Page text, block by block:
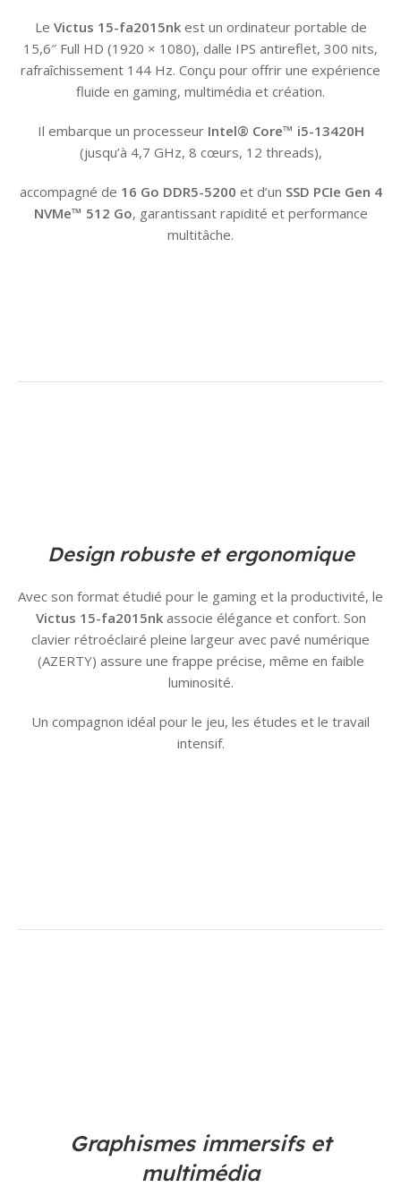
Le Victus 15-fa2015nkest un ordinateur portable de
15,6″ Full HD (1920 × 1080), dalle IPS antireflet, 300 nits,
rafraîchissement 144 Hz. Conçu pour offrir une expérience
fluide en gaming, multimédia et création.
Il embarque un processeur Intel® Core™ i5-13420H
(jusqu’à 4,7 GHz, 8 cœurs, 12 threads),
accompagné de 16 Go DDR5-5200 et d’un SSD PCIe Gen 4
NVMe™ 512 Go, garantissant rapidité et performance
multitâche.
Design robuste et ergonomique
Avec son format étudié pour le gaming et la productivité, le
Victus 15-fa2015nkassocie élégance et confort. Son
clavier rétroéclairé pleine largeur avec pavé numérique
(AZERTY) assure une frappe précise, même en faible
luminosité.
Un compagnon idéal pour le jeu, les études et le travail
intensif.
Graphismes immersifs et
multimédia